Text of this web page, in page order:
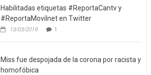
Habilitadas etiquetas #ReportaCantv y
#ReportaMovilnet en Twitter
13/03/2019 1
Miss fue despojada de la corona por racista y
homofóbica